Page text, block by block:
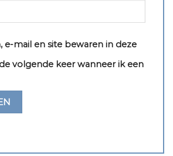
e-mail en site bewaren in deze
volgende keer wanneer ik een